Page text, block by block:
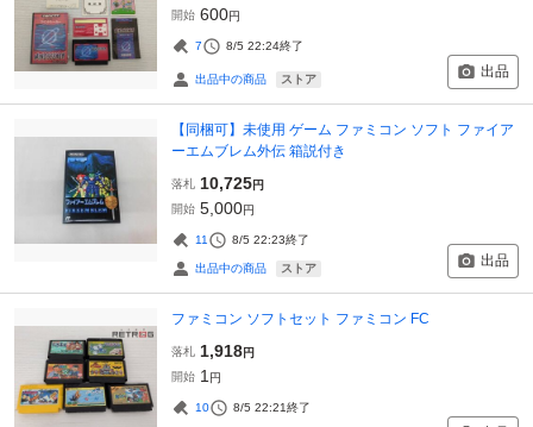
開始 600円
7 8/5 22:24終了
出品中の商品 ストア 出品
【同梱可】未使用 ゲーム ファミコン ソフト ファイア
ーエムブレム外伝 箱説付き
落札 10,725円
開始 5,000円
11 8/5 22:23終了
出品中の商品 ストア 出品
ファミコン ソフトセット ファミコン FC
落札 1,918円
開始 1 円
10 8/5 22:21終了